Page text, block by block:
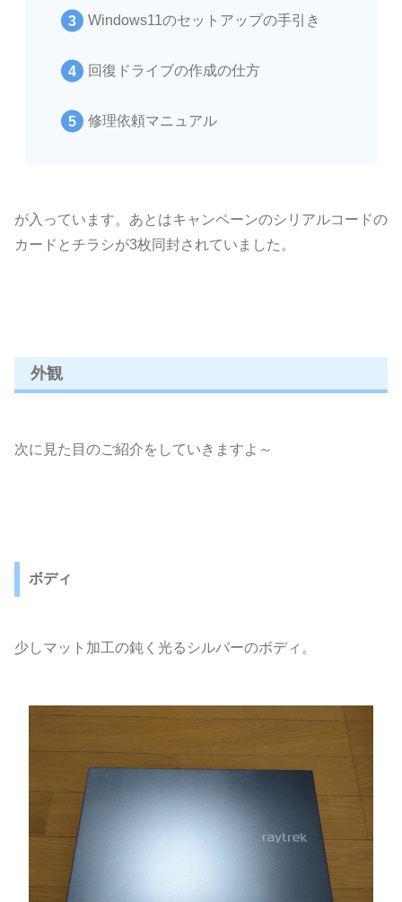
Windows11のセットアップの手引き
回復ドライブの作成の仕方
修理依頼マニュアル
が入っています。あとはキャンペーンのシリアルコードの
カードとチラシが3枚同封されていました。
外観
次に見た目のご紹介をしていきますよ～
ボディ
少しマット加工の鈍く光るシルバーのボディ。